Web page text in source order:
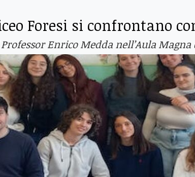
Foresi si confrontano
Enrico Medda nell’Aula Magna